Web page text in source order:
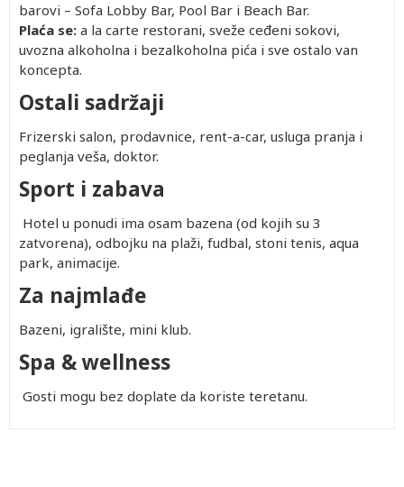
barovi – Sofa Lobby Bar, Pool Bar i Beach Bar.
Plaća se: a la carte restorani, sveže ceđeni sokovi,
uvozna alkoholna i bezalkoholna pića i sve ostalo van
koncepta.
Ostali sadržaji
Frizerski salon, prodavnice, rent-a-car, usluga pranja i
peglanja veša, doktor.
Sport i zabava
Hotel u ponudi ima osam bazena (od kojih su 3
zatvorena), odbojku na plaži, fudbal, stoni tenis, aqua
park, animacije.
Za najmlađe
Bazeni, igralište, mini klub.
Spa & wellness
Gosti mogu bez doplate da koriste teretanu.